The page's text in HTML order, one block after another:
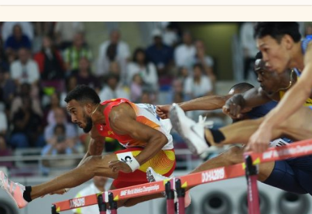
o
t
r
á
s